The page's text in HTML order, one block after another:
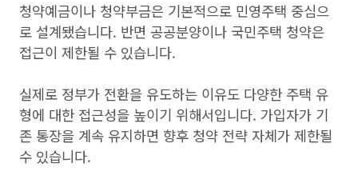
청약예금이나 청약부금은 기본적으로 민영주택 중심으
로 설계됐습니다. 반면 공공분양이나 국민주택 청약은
접근이 제한될 수 있습니다.
실제로 정부가 전환을 유도하는 이유도 다양한 주택 유
형에 대한 접근성을 높이기 위해서입니다. 가입자가 기
존 통장을 계속 유지하면 향후 청약 전략 자체가 제한될
수 있습니다.